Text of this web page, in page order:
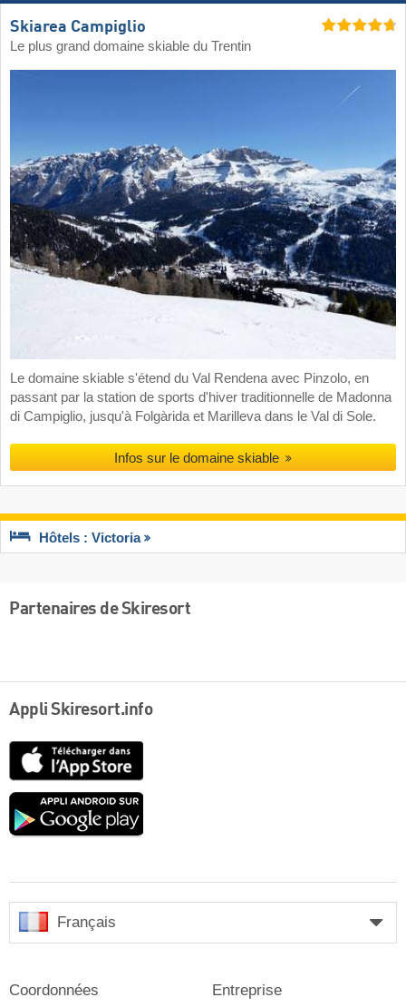
Skiarea Campiglio
Le plus grand domaine skiable du Trentin
Le domaine skiable s'étend du Val Rendena avec Pinzolo, en
passant par la station de sports d'hiver traditionnelle de Madonna
di Campiglio, jusqu'à Folgàrida et Marilleva dans le Val di Sole.
Infos sur le domaine skiable
Hôtels : Victoria
Partenaires de Skiresort
Appli Skiresort.info
Google
Français
Coordonnées Entreprise